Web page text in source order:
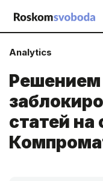
Analytics
Решением
статей на